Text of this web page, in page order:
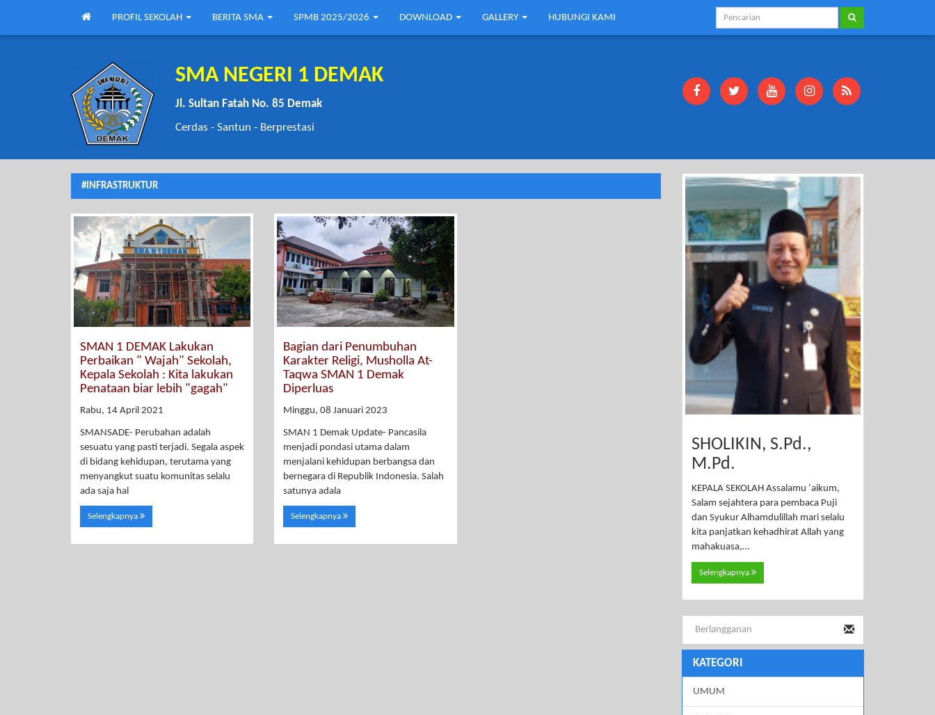
PROFIL SEKOLAH BERITA SMA SPMB 2025/2026 DOWNLOAD GALLERY HUBUNGI KAMI
SMA NEGERI 1 DEMAK
Jl. Sultan Fatah No. 85 Demak
Cerdas - Santun - Berprestasi
#INFRASTRUKTUR
SMAN 1 DEMAK Lakukan
Perbaikan " Wajah" Sekolah,
Kepala Sekolah : Kita lakukan
Penataan biar lebih "gagah"
Rabu, 14 April 2021
SMANSADE- Perubahan adalah
sesuatu yang pasti terjadi. Segala aspek
di bidang kehidupan, terutama yang
menyangkut suatu komunitas selalu
ada saja hal
Selengkapnya
Bagian dari Penumbuhan
Karakter Religi, Musholla At-
Taqwa SMAN 1 Demak
Diperluas
Minggu, 08 Januari 2023
SMAN 1 Demak Update- Pancasila
menjadi pondasi utama dalam
menjalani kehidupan berbangsa dan
bernegara di Republik Indonesia. Salah
satunya adala
Selengkapnya
SHOLIKIN, S.Pd.,
M.Pd.
KEPALA SEKOLAH Assalamu ‘aikum,
Salam sejahtera para pembaca Puji
dan Syukur Alhamdulillah mari selalu
kita panjatkan kehadhirat Allah yang
mahakuasa,…
Selengkapnya
KATEGORI
UMUM